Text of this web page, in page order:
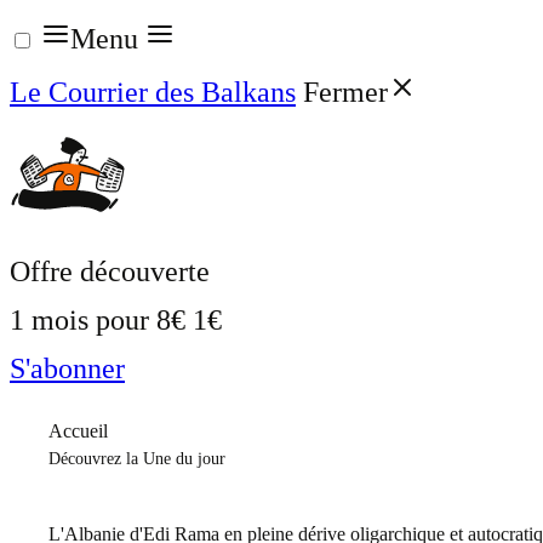
Aller
au
contenu
Menu
Le Courrier des Balkans Fermer
Offre découverte
1 mois pour 8€ 1€
S'abonner
Accueil
Découvrez la Une du jour
L'Albanie d'Edi Rama en pleine dérive oligarchique et